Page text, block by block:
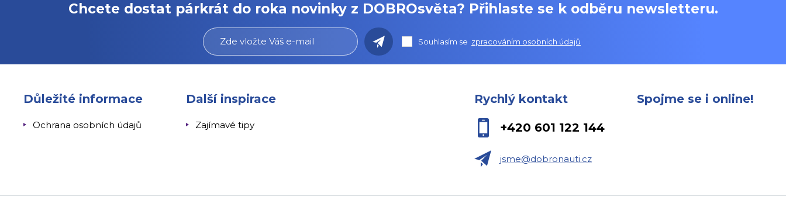
Chcete dostat párkrát do roka novinky z DOBROsvěta? Přihlaste se k odběru newsletteru.
Souhlasím se zpracováním osobních údajů
Důležité informace
Ochrana osobních údajů
Další inspirace
Zajímavé tipy
Rychlý kontakt
+420 601 122 144
jsme@dobronauti.cz
Spojme se i online!